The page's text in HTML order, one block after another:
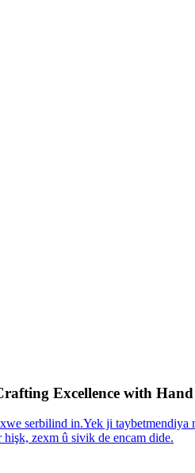
Excellence with Hand
serbilind in.Yek ji
zexm û sivik de encam dide.